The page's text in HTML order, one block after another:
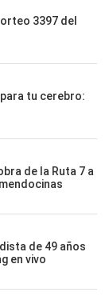
3397 del
tu cerebro:
de la Ruta 7 a
de 49 años
en vivo